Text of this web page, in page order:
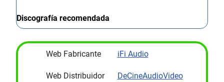
Discografía recomendada
Web Fabricante iFi Audio
Web Distribuidor DeCineAudioVideo